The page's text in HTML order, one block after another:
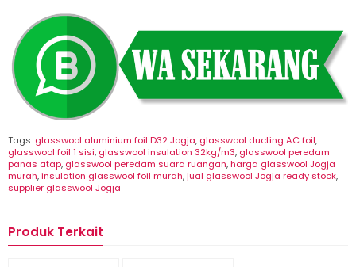
Tags: glasswool aluminium foil D32 Jogja, glasswool ducting AC foil,
glasswool foil 1 sisi, glasswool insulation 32kg/m3, glasswool peredam
panas atap, glasswool peredam suara ruangan,harga glasswool Jogja
murah,insulation glasswool foil murah,jual glasswool Jogja ready stock,
supplier glasswool Jogja
Produk Terkait